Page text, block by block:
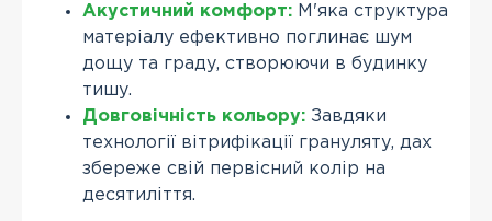
Акустичний комфорт: М'яка структура
матеріалу ефективно поглинає шум
дощу та граду, створюючи в будинку
тишу.
Довговічність кольору: Завдяки
технології вітрифікації грануляту, дах
збереже свій первісний колір на
десятиліття.